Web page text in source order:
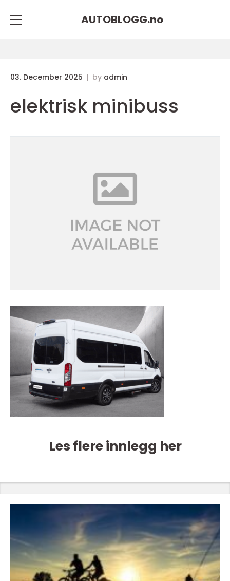
AUTOBLOGG.no
03. December 2025 by admin
elektrisk minibuss
Les flere innlegg her